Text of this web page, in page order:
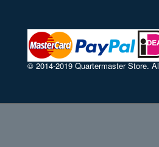
© 2014-2019 Quartermaster Store.